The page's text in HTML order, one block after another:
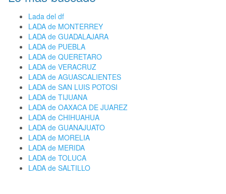
Lada del df
LADA de MONTERREY
LADA de GUADALAJARA
LADA de PUEBLA
LADA de QUERETARO
LADA de VERACRUZ
LADA de AGUASCALIENTES
LADA de SAN LUIS POTOSI
LADA de TIJUANA
LADA de OAXACA DE JUAREZ
LADA de CHIHUAHUA
LADA de GUANAJUATO
LADA de MORELIA
LADA de MERIDA
LADA de TOLUCA
LADA de SALTILLO